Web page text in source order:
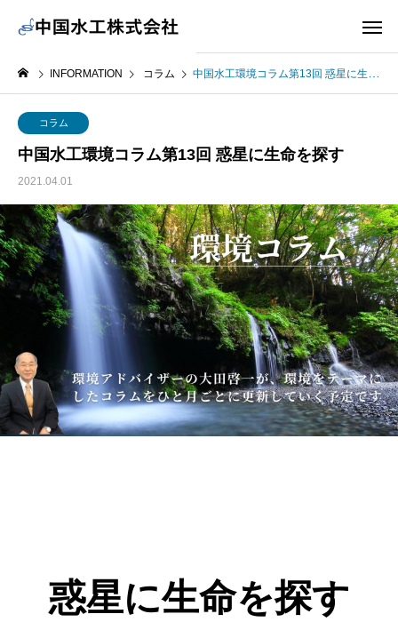
INFORMATION コラム 中国水工環境コラム第13回 惑星に生命を探す
コラム
中国水工環境コラム第13回 惑星に生命を探す
2021.04.01
惑星に生命を探す